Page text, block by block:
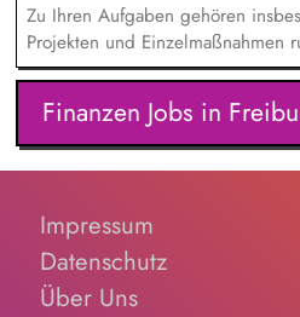
Zu Ihren Aufgaben gehören
Projekten und Einzelmaßnahmen
Nachhaltigkeit, Mitarbeit bei der
Nachhaltigkeitsanforderungen,
Erstellung des
Recherche, Aufbereitung und
Nachhaltigkeitsthemen, Mitarbeit
Ausarbeitungen und Analysen,
Erstellung von Präsentationen,
Entscheidungsunterlagen
Finanzen Jobs in
Impressum
Datenschutz
Über Uns